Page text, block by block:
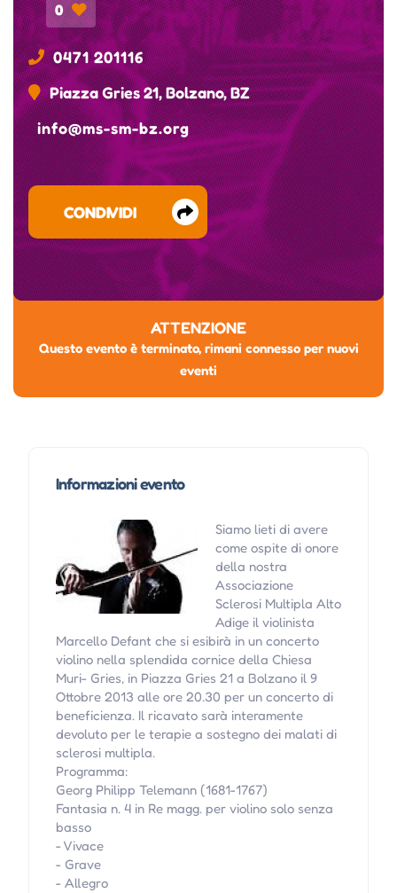
0
0471 201116
Piazza Gries 21, Bolzano, BZ
info@ms-sm-bz.org
CONDIVIDI
ATTENZIONE
Questo evento è terminato, rimani connesso per nuovi
eventi
Informazioni evento
Siamo lieti di avere
come ospite di onore
della nostra
Associazione
Sclerosi Multipla Alto
Adige il violinista
Marcello Defant che si esibirà in un concerto
violino nella splendida cornice della Chiesa
Muri- Gries, in Piazza Gries 21 a Bolzano il 9
Ottobre 2013 alle ore 20.30 per un concerto di
beneficienza. Il ricavato sarà interamente
devoluto per le terapie a sostegno dei malati di
sclerosi multipla.
Programma:
Georg Philipp Telemann (1681-1767)
Fantasia n. 4 in Re magg. per violino solo senza
basso
- Vivace
- Grave
- Allegro